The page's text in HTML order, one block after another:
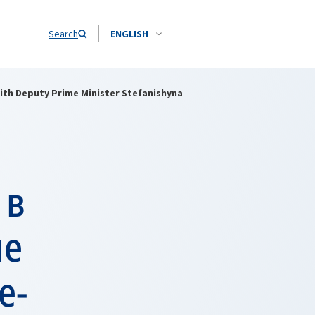
Search ENGLISH
Deputy Prime Minister Stefanishyna